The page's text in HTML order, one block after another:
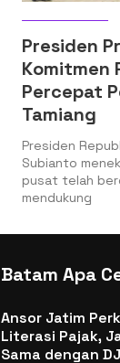
Presiden
Komitmen
Percepat
Tamiang
Presiden
Subianto
pusat telah
mendukung
Batam Apa
Ansor Jatim
Literasi Pajak,
Sama dengan